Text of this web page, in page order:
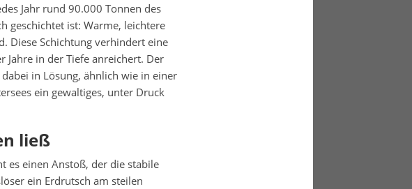
Jahr rund 90.000 Tonnen des
geschichtet ist: Warme, leichtere
Diese Schichtung verhindert eine
Jahre in der Tiefe anreichert. Der
in Lösung, ähnlich wie in einer
ein gewaltiges, unter Druck
ließ
es einen Anstoß, der die stabile
ein Erdrutsch am steilen